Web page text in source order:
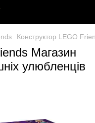
Конструктор LEGO
Магазин
улюбленців